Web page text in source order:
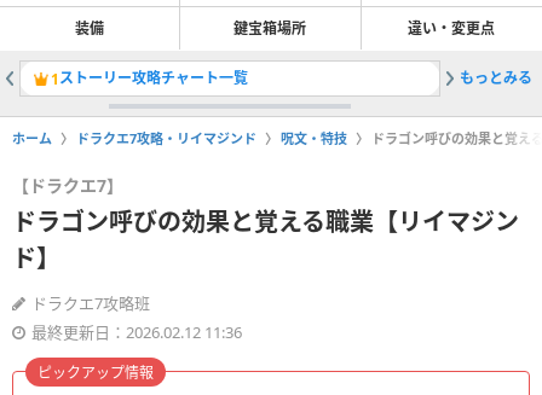
装備 鍵宝箱場所 違い・変更点
1ストーリー攻略チャート一覧 2転職ル
もっとみる
ホーム ドラクエ7攻略・リイマジンド 呪文・特技 ドラゴン呼びの効果と覚え
【ドラクエ7】
ドラゴン呼びの効果と覚える職業【リイマジン
ド】
ドラクエ7攻略班
最終更新日：2026.02.12 11:36
ピックアップ情報